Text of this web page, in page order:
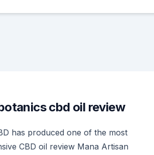
cbd oil review
has produced one of the most
CBD oil review Mana Artisan